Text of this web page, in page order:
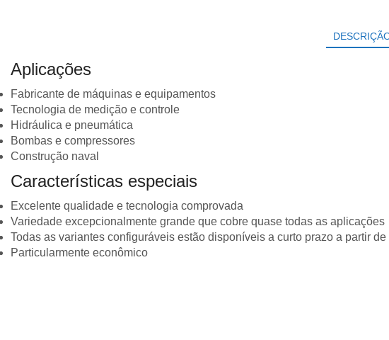
código
Aplicações
Fabricante de máquinas e equipamentos
Tecnologia de medição e controle
Hidráulica e pneumática
Bombas e compressores
Construção naval
Características especiais
Excelente qualidade e tecnologia comprovada
Variedade excepcionalmente grande que cobre quase todas as aplicações
Todas as variantes configuráveis ​​estão disponíveis a curto prazo a partir
Particularmente econômico